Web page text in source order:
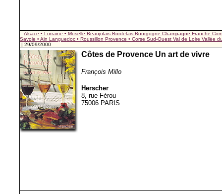
Alsace • Lorraine • Moselle Beaujolais Bordelais Bourgogne Champagne Franche
Savoie • Ain Languedoc • Roussillon Provence • Corse Sud-Ouest Val de Loire Vallée
| 29/09/2000
Côtes de Provence Un art de vivre
François Millo
Herscher
8, rue Férou
75006 PARIS